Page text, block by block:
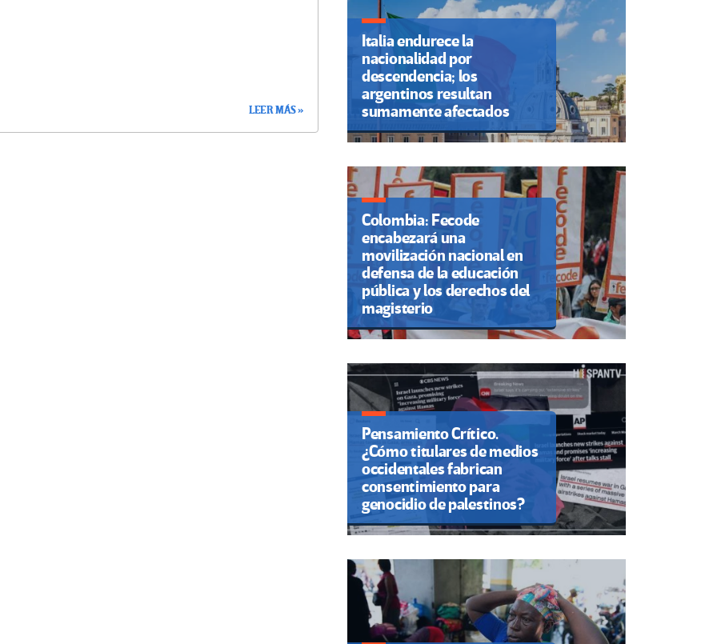
LEER MÁS »
Italia endurece la
nacionalidad por
descendencia; los
argentinos resultan
sumamente afectados
Colombia: Fecode
encabezará una
movilización nacional en
defensa de la educación
pública y los derechos del
magisterio
Pensamiento Crítico.
¿Cómo titulares de medios
occidentales fabrican
consentimiento para
genocidio de palestinos?